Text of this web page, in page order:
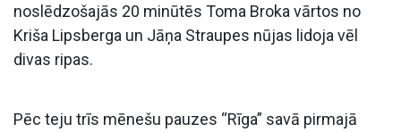
noslēdzošajās 20 minūtēs Toma Broka vārtos no
Kriša Lipsberga un Jāņa Straupes nūjas lidoja vēl
divas ripas.
Pēc teju trīs mēnešu pauzes “Rīga” savā pirmajā